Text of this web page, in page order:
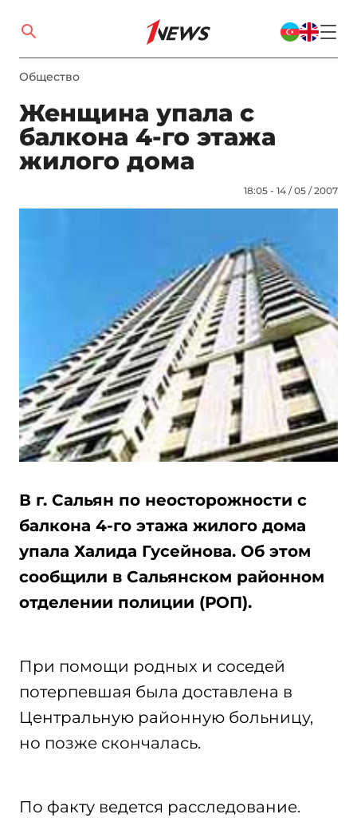
Общество
Женщина упала с
балкона 4-го этажа
жилого дома
18:05 - 14 / 05 / 2007
В г. Сальян по неосторожности с
балкона 4-го этажа жилого дома
упала Халида Гусейнова. Об этом
сообщили в Сальянском районном
отделении полиции (РОП).
При помощи родных и соседей
потерпевшая была доставлена в
Центральную районную больницу,
но позже скончалась.
По факту ведется расследование.